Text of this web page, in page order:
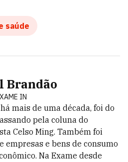
saúde
Brandão
IN
mais de uma década, foi do
pela coluna do
Celso Ming. Também foi
empresas e bens de consumo
Na Exame desde